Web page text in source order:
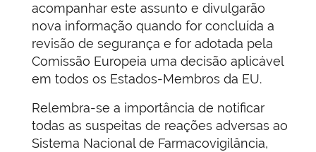
acompanhar este assunto e divulgarão
nova informação quando for concluída a
revisão de segurança e for adotada pela
Comissão Europeia uma decisão aplicável
em todos os Estados-Membros da EU.
Relembra-se a importância de notificar
todas as suspeitas de reações adversas ao
Sistema Nacional de Farmacovigilância,